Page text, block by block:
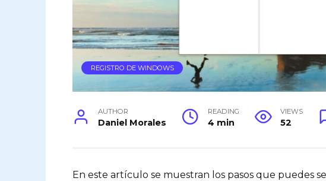
REGISTRO DE WINDOWS
AUTHOR
Daniel Morales
READING
4 min
VIEWS
52
En este artículo se muestran los pasos que puedes